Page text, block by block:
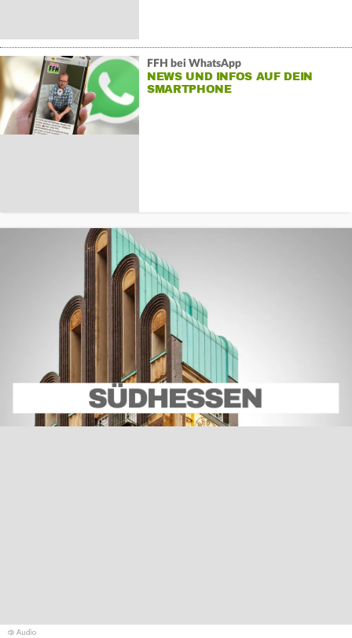
FFH bei WhatsApp
NEWS UND INFOS AUF DEIN
SMARTPHONE